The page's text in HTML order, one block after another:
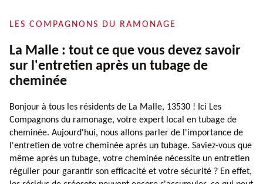
LES COMPAGNONS DU RAMONAGE
La Malle : tout ce que vous devez savoir
sur l'entretien après un tubage de
cheminée
Bonjour à tous les résidents de La Malle, 13530 ! Ici Les
Compagnons du ramonage, votre expert local en tubage de
cheminée. Aujourd'hui, nous allons parler de l'importance de
l'entretien de votre cheminée après un tubage. Saviez-vous que
même après un tubage, votre cheminée nécessite un entretien
régulier pour garantir son efficacité et votre sécurité ? En effet,